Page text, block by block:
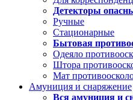
Детекторы
Ручные
Стационарные
Бытовая
Одеяло
Штора
Мат
Амуниция и снаряжение
Вся амуниция и